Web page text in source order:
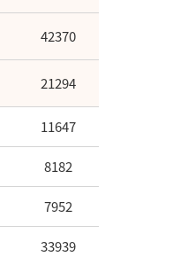
42370
21294
11647
8182
7952
33939